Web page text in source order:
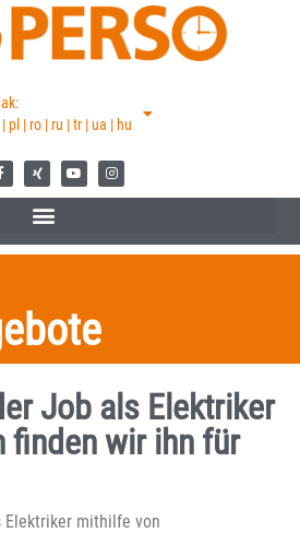
pl | ro | ru | tr | ua | hu
Job als Elektriker
finden wir ihn für
mithilfe von